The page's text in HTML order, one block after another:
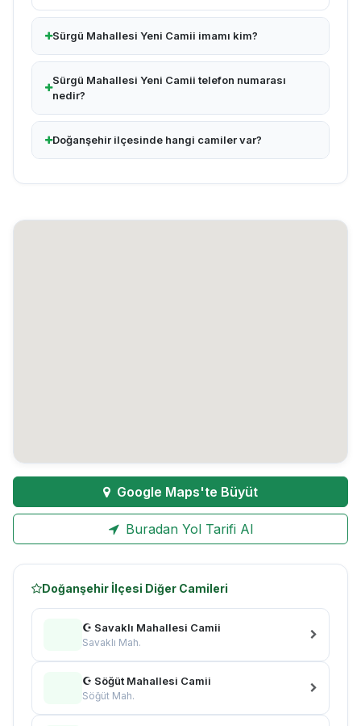
Sürgü Mahallesi Yeni Camii imamı kim?
Sürgü Mahallesi Yeni Camii telefon numarası
nedir?
Doğanşehir ilçesinde hangi camiler var?
Google Maps'te Büyüt
Buradan Yol Tarifi Al
Doğanşehir İlçesi Diğer Camileri
☪ Savaklı Mahallesi Camii
Savaklı Mah.
☪ Söğüt Mahallesi Camii
Söğüt Mah.